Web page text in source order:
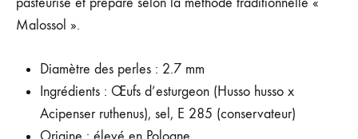
Malossol ».
Diamètre des perles : 2.7 mm
Ingrédients : Œufs d’esturgeon (Husso husso x
Acipenser ruthenus), sel, E 285 (conservateur)